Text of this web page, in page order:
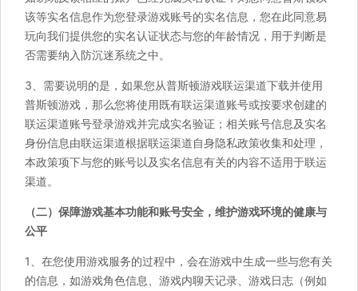
该等实名信息作为您登录游戏账号的实名信息，您在此同意易
玩向我们提供您的实名认证状态与您的年龄情况，用于判断是
否需要纳入防沉迷系统之中。
3、需要说明的是，如果您从普斯顿游戏联运渠道下载并使用
普斯顿游戏，那么您将使用既有联运渠道账号或按要求创建的
联运渠道账号登录游戏并完成实名验证；相关账号信息及实名
身份信息由联运渠道根据联运渠道自身隐私政策收集和处理，
本政策项下与您的账号以及实名信息有关的内容不适用于联运
渠道。
（二）保障游戏基本功能和账号安全，维护游戏环境的健康与
公平
1、在您使用游戏服务的过程中，会在游戏中生成一些与您有关
的信息，如游戏角色信息、游戏内聊天记录、游戏日志（例如